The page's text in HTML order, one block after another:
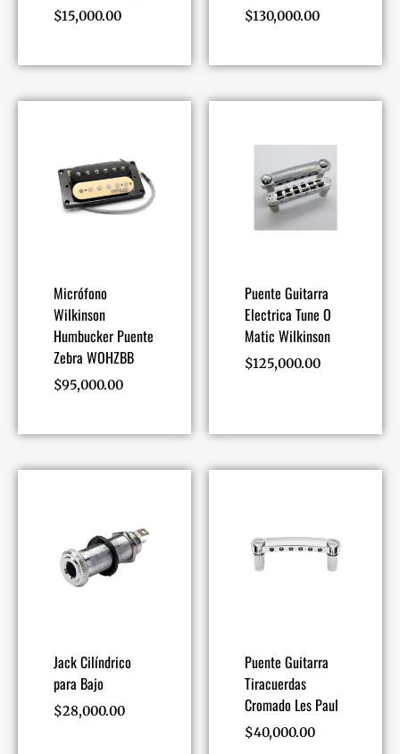
$15,000.00 $130,000.00
Micrófono
Wilkinson
Humbucker Puente
Zebra WOHZBB
$95,000.00
Puente Guitarra
Electrica Tune O
Matic Wilkinson
$125,000.00
Jack Cilíndrico
para Bajo
$28,000.00
Puente Guitarra
Tiracuerdas
Cromado Les Paul
$40,000.00